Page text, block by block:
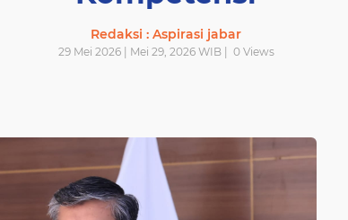
Redaksi : Aspirasi jabar
29 Mei 2026 | Mei 29, 2026 WIB | 0Views